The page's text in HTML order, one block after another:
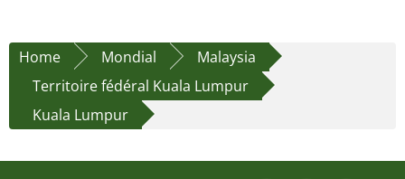
Home Mondial
Malaysia
Territoire fédéral Kuala Lumpur
Kuala Lumpur